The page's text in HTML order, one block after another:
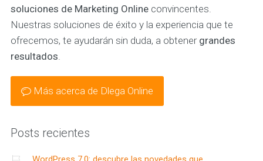
soluciones de Marketing Onlineconvincentes.
Nuestras soluciones de éxito y la experiencia que te
ofrecemos, te ayudarán sin duda, a obtener grandes
resultados.
Más acerca de Dlega Online
Posts recientes